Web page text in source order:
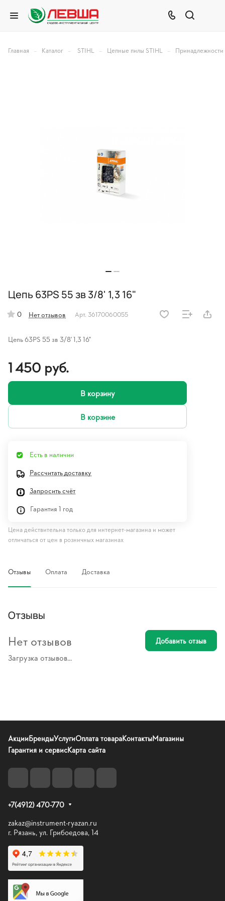
Главная – Каталог – STIHL – Цепные пилы STIHL – Принадлежности
Цепь 63PS 55 зв 3/8' 1,3 16"
0 Нет отзывов Арт. 36170060055
Цепь 63PS 55 зв 3/8' 1,3 16"
1 450 руб.
В корзину
В корзине
Есть в наличии
Рассчитать доставку
Запросить счёт
Гарантия 1 год
Цена действительна только для интернет-магазина и может
отличаться от цен в розничных магазинах
Отзывы Оплата Доставка
Отзывы
Загрузка отзывов...
Нет отзывов Добавить отзыв
АкцииБрендыУслугиОплата товараКонтактыМагазины
Гарантия и сервисКарта сайта
+7(4912) 470-770
zakaz@instrument-ryazan.ru
г. Рязань, ул. Грибоедова, 14